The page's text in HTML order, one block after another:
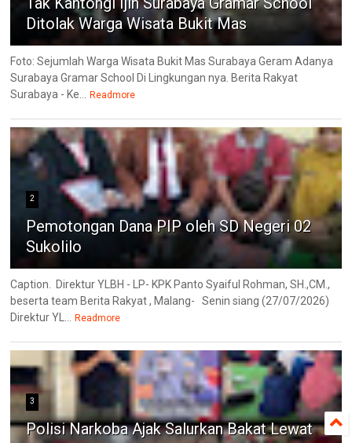
Ditolak Warga Wisata Bukit Mas
Foto: Sejumlah Warga Wisata Bukit Mas Surabaya Geram Adanya
Surabaya Gramar School Di Lingkungan nya. Berita Rakyat
Surabaya - Ke... Readmore
2
Pemotongan Dana PIP oleh SD Negeri 02
Sukolilo
Caption. Direktur YLBH - LP- KPK Panto Syaiful Rohman, SH.,CM.,
beserta team Berita Rakyat , Malang- Senin siang (27/07/2026)
Direktur YL... Readmore
3
Polisi Narkoba Ajak Salurkan Bakat Lewat